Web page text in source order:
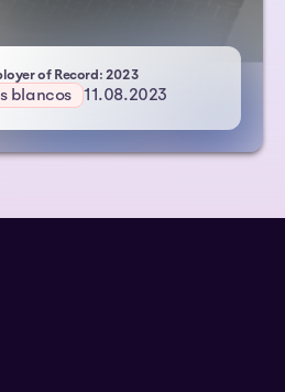
of Record: 2023- Atlas HXM
blancos 11.08.2023